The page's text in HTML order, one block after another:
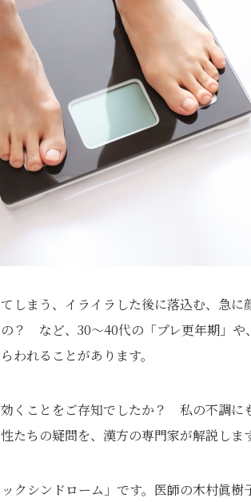
しまう、イライラした後に落込む、急
？ など、30～40代の「プレ更年期」
われることがあります。
くことをご存知でしたか？ 私の不調
ちの疑問を、漢方の専門家が解説します
クシンドローム」です。医師の木村眞樹